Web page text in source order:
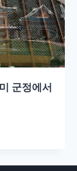
군정에서